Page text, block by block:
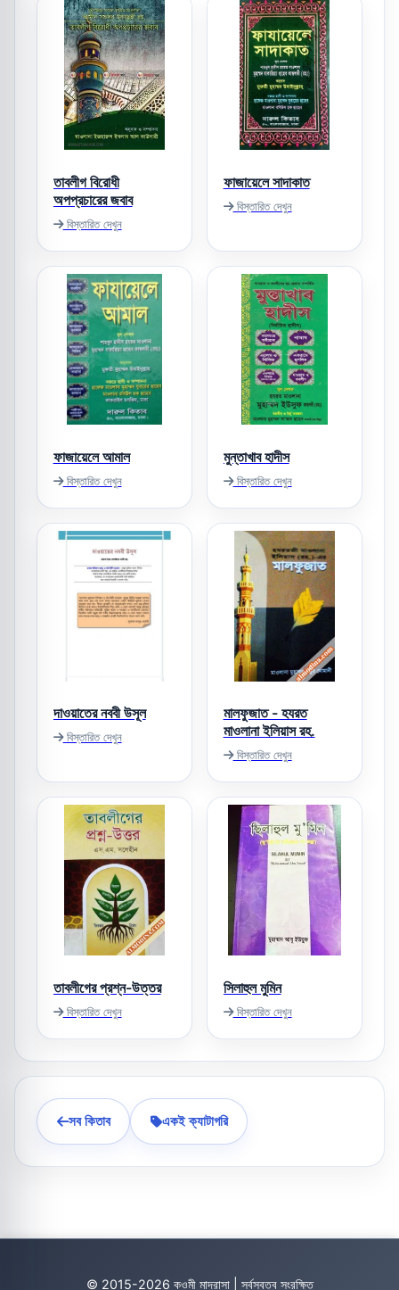
তাবলীগ বিরোধী
অপপ্রচারের জবাব
বিস্তারিত দেখুন
ফাজায়েলে সাদাকাত
বিস্তারিত দেখুন
ফাজায়েলে আমাল
বিস্তারিত দেখুন
মুন্তাখাব হাদীস
বিস্তারিত দেখুন
দাওয়াতের নববী উসূল
বিস্তারিত দেখুন
মালফুজাত - হযরত
মাওলানা ইলিয়াস রহ.
বিস্তারিত দেখুন
তাবলীগের প্রশ্ন-উত্তর
বিস্তারিত দেখুন
সিলাহুল মুমিন
বিস্তারিত দেখুন
সব কিতাব একই ক্যাটাগরি
© 2015-2026 কওমী মাদ্রাসা | সর্বস্বত্ব সংরক্ষিত